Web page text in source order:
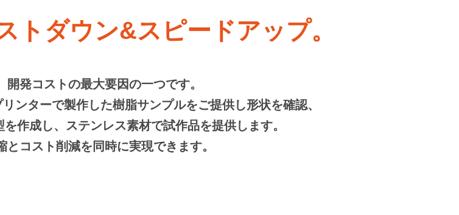
トダウン&スピードアップ。
開発コストの最大要因の一つです。
ンターで製作した樹脂サンプルをご提供し形状を確認、
作成し、ステンレス素材で試作品を提供します。
とコスト削減を同時に実現できます。